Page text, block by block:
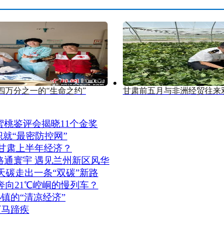
万分之一的“生命之约” 甘肃前五月与非洲经贸往来
桃鉴评会揭晓11个金奖
“最密防控网”
肃上半年经济？
通寰宇 遇见兰州新区风华
碳走出一条“双碳”新路
向21℃崆峒的慢列车？
的“清凉经济”
蹄疾